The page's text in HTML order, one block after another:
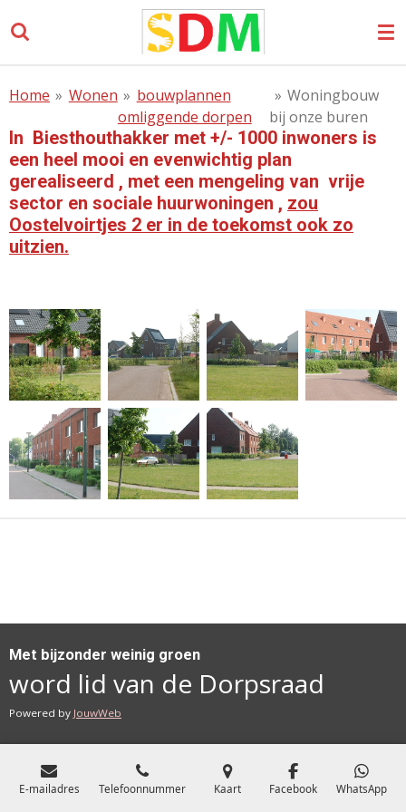
direct
hoofdinhoud
Home » Wonen » bouwplannen
omliggende dorpen
» Woningbouw
bij onze buren
In Biesthouthakker met +/- 1000 inwoners is
een heel mooi en evenwichtig plan
gerealiseerd , met een mengeling van vrije
sector en sociale huurwoningen , zou
Oostelvoirtjes 2 er in de toekomst ook zo
uitzien.
Met bijzonder weinig groen
word lid van de Dorpsraad
Powered by JouwWeb
E-mailadres Telefoonnummer Kaart Facebook WhatsApp